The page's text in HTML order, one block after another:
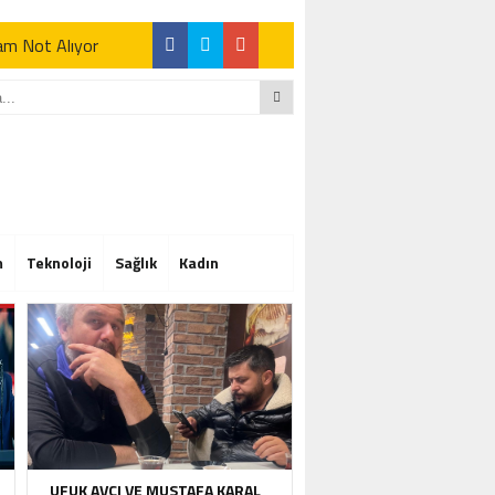
Not Alıyor
Not Alıyor
Teknoloji Sağlık Kadın
UFUK AVCI VE MUSTAFA KARAL